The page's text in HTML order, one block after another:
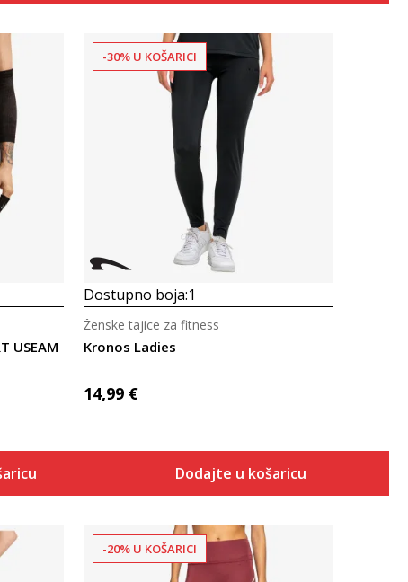
USEAM
Uporedi
-30% U KOŠARICI
Dostupno boja:1
Kronos Ladies
Ženske tajice za fitness
14,99 €
Dodajte u košaricu
-20% U KOŠARICI